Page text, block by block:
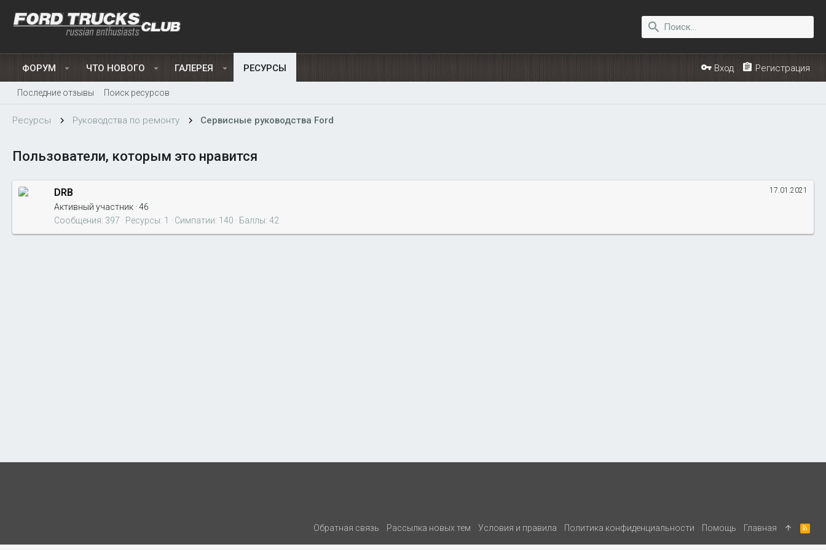
ФОРУМ ЧТО НОВОГО ГАЛЕРЕЯ РЕСУРСЫ Вход Регистрация
Последние отзывы Поиск ресурсов
Ресурсы Руководства по ремонту Сервисные руководства Ford
Пользователи, которым это нравится
17.01.2021
DRB
Активный участник ·46
Сообщения 397 Ресурсы 1 Симпатии 140 Баллы 42
Обратная связь Рассылка новых тем Условия и правила Политика конфиденциальности Помощь Главная
R
S